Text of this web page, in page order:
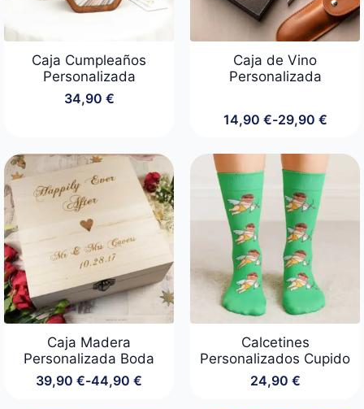
Caja Cumpleaños
Personalizada
34,90 €
Caja de Vino
Personalizada
14,90 €-29,90 €
Rango
precios:
desde
14,90 €
hasta
29,90 €
Caja Madera
Personalizada Boda
39,90 €-44,90 €
Rango
Calcetines
Personalizados Cupido
24,90 €